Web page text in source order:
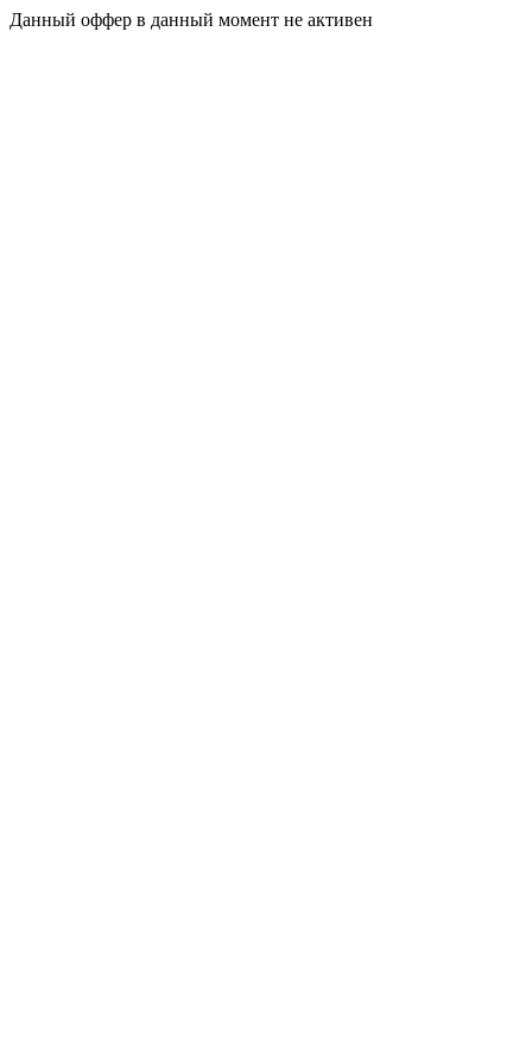
Данный оффер в данный момент не активен